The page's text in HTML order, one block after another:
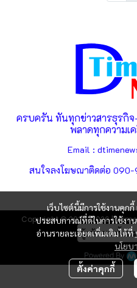
เว็บไซต์นี้มีการใช้งานคุก
ประสบการณ์ที่ดีในการใช้งา
อ่านรายละเอียดเพิ่มเติมได้ที่
นโยบ
ตั้งค่าคุกกี้
ครบครัน ทันทุกข่าวสารธุรกิ
พลาดทุกความเ
Email :
สนใจลงโฆษณาติดต่อ
Copyright © 2025-2026 |
ผู้เข้าชมทั้ง
Powered By